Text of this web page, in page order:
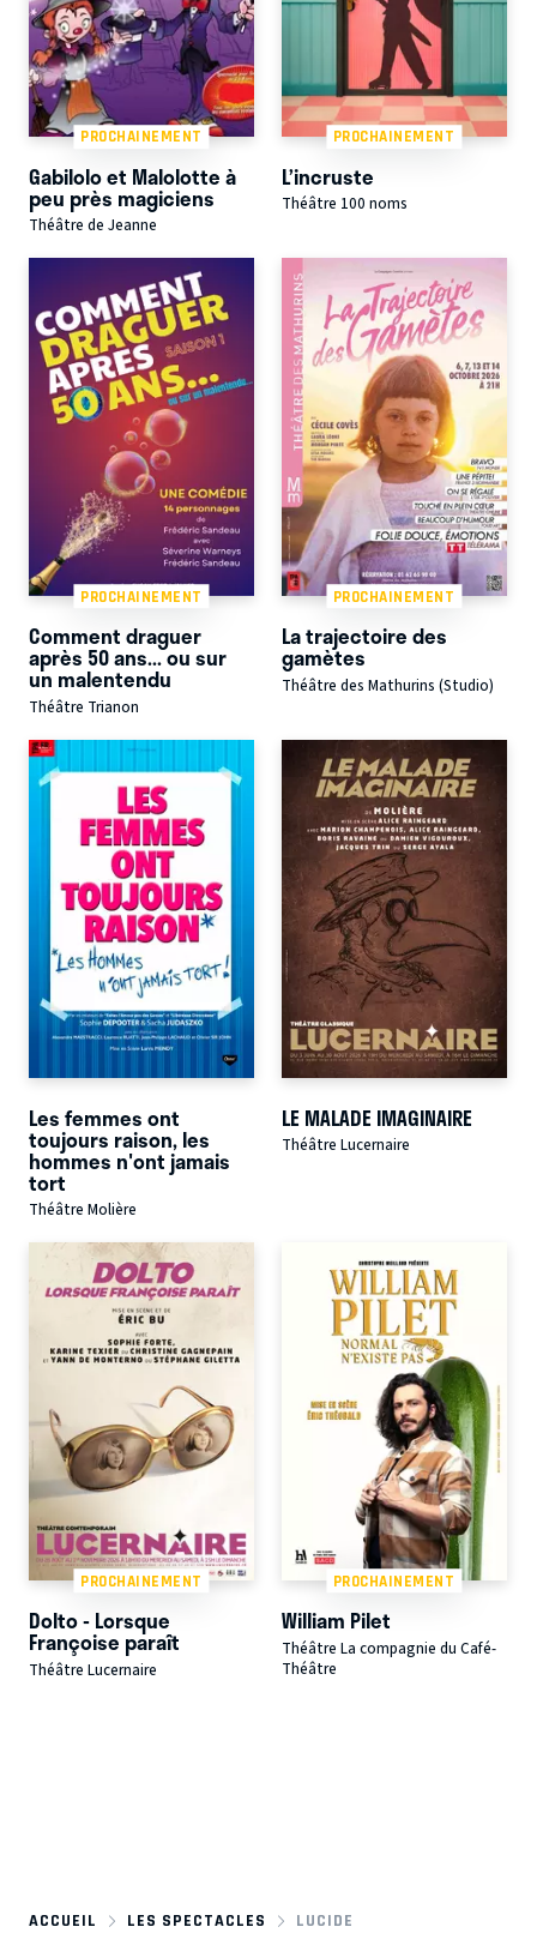
PROCHAINEMENT
Gabilolo et Malolotte à
peu près magiciens
Théâtre de Jeanne
PROCHAINEMENT
L’incruste
Théâtre 100 noms
PROCHAINEMENT
Comment draguer
après 50 ans... ou sur
un malentendu
Théâtre Trianon
PROCHAINEMENT
La trajectoire des
gamètes
Théâtre des Mathurins (Studio)
Les femmes ont
toujours raison, les
hommes n'ont jamais
tort
Théâtre Molière
LE MALADE IMAGINAIRE
Théâtre Lucernaire
PROCHAINEMENT
Dolto - Lorsque
Françoise paraît
Théâtre Lucernaire
PROCHAINEMENT
William Pilet
Théâtre La compagnie du Café-
Théâtre
ACCUEIL LES SPECTACLES LUCIDE